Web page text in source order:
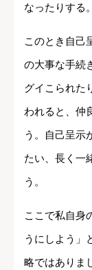
なったりする。
このとき自己
の大事な手続
グイこられた
われると、仲
う。自己呈示
たい、長く一
う。
ここで私自身
うにしよう」
略ではありま